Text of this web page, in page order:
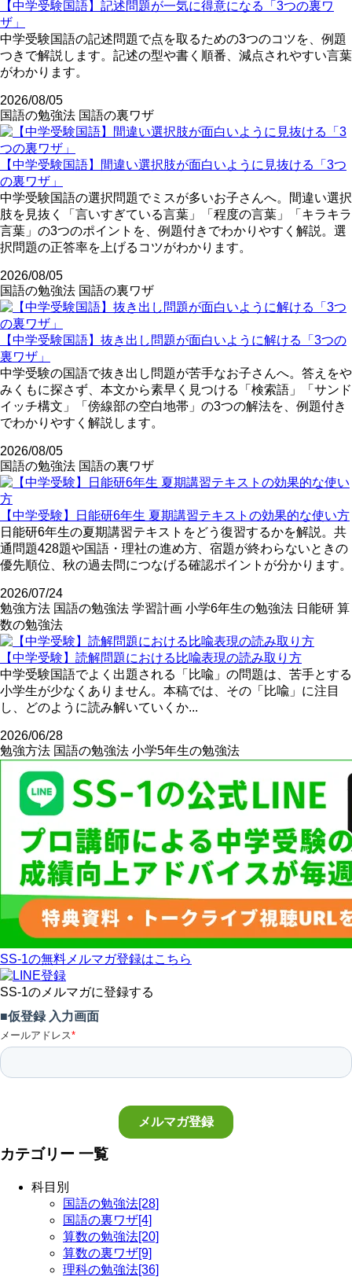
【中学受験国語】記述問題が一気に得意になる「3つの裏ワ
ザ」
中学受験国語の記述問題で点を取るための3つのコツを、例題
つきで解説します。記述の型や書く順番、減点されやすい言葉
がわかります。
2026/08/05
国語の勉強法 国語の裏ワザ
【中学受験国語】間違い選択肢が面白いように見抜ける「3つ
の裏ワザ」
中学受験国語の選択問題でミスが多いお子さんへ。間違い選択
肢を見抜く「言いすぎている言葉」「程度の言葉」「キラキラ
言葉」の3つのポイントを、例題付きでわかりやすく解説。選
択問題の正答率を上げるコツがわかります。
2026/08/05
国語の勉強法 国語の裏ワザ
【中学受験国語】抜き出し問題が面白いように解ける「3つの
裏ワザ」
中学受験の国語で抜き出し問題が苦手なお子さんへ。答えをや
みくもに探さず、本文から素早く見つける「検索語」「サンド
イッチ構文」「傍線部の空白地帯」の3つの解法を、例題付き
でわかりやすく解説します。
2026/08/05
国語の勉強法 国語の裏ワザ
【中学受験】日能研6年生 夏期講習テキストの効果的な使い方
日能研6年生の夏期講習テキストをどう復習するかを解説。共
通問題428題や国語・理社の進め方、宿題が終わらないときの
優先順位、秋の過去問につなげる確認ポイントが分かります。
2026/07/24
勉強方法 国語の勉強法 学習計画 小学6年生の勉強法 日能研 算
数の勉強法
【中学受験】読解問題における比喩表現の読み取り方
中学受験国語でよく出題される「比喩」の問題は、苦手とする
小学生が少なくありません。本稿では、その「比喩」に注目
し、どのように読み解いていくか...
2026/06/28
勉強方法 国語の勉強法 小学5年生の勉強法
SS-1の無料メルマガ登録はこちら
SS-1のメルマガに登録する
カテゴリー 一覧
科目別
国語の勉強法[28]
国語の裏ワザ[4]
算数の勉強法[20]
算数の裏ワザ[9]
理科の勉強法[36]